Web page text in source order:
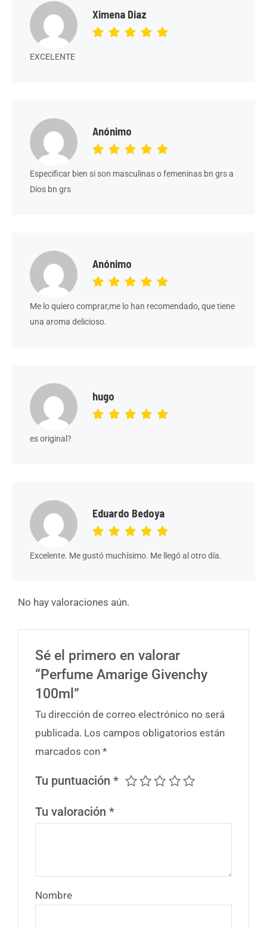
Ximena Diaz
EXCELENTE
Anónimo
Especificar bien si son masculinas o femeninas bn grs a
Dios bn grs
Anónimo
Me lo quiero comprar,me lo han recomendado, que tiene
una aroma delicioso.
hugo
es original?
Eduardo Bedoya
Excelente. Me gustó muchísimo. Me llegó al otro día.
No hay valoraciones aún.
Sé el primero en valorar
“Perfume Amarige Givenchy
100ml”
Tu dirección de correo electrónico no será
publicada. Los campos obligatorios están
marcados con*
Tu puntuación*
Tu valoración*
Nombre